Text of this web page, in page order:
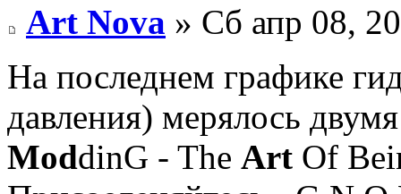
Art Nova » Сб апр 08,
На последнем графике
давления) мерялось
ModdinG - The Art Of